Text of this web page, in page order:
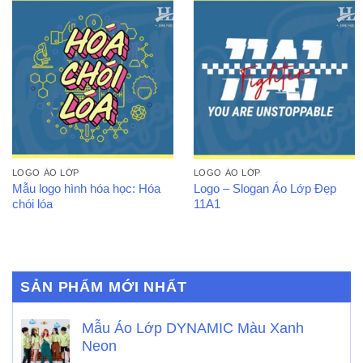
LOGO ÁO LỚP
Mẫu logo hình hóa học: Hóa
chói lóa
LOGO ÁO LỚP
Logo – Slogan Áo Lớp Đẹp
11A1
SẢN PHẨM MỚI NHẤT
Mẫu Áo Lớp DYNAMIC Màu Xanh
Neon